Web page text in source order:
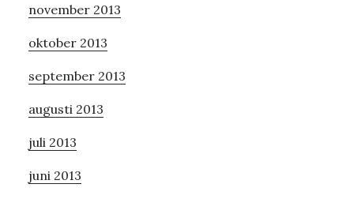
november 2013
oktober 2013
september 2013
augusti 2013
juli 2013
juni 2013